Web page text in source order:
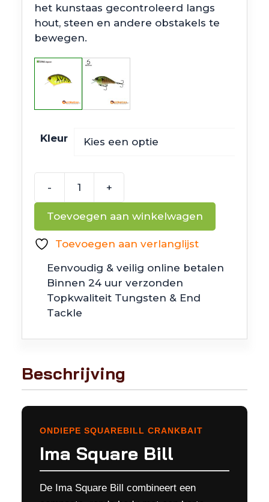
het kunstaas gecontroleerd langs
hout, steen en andere obstakels te
bewegen.
Kleur
-
Bill
+
Toevoegen aan winkelwagen
Toevoegen aan verlanglijst
Eenvoudig & veilig online betalen
Binnen 24 uur verzonden
Topkwaliteit Tungsten & End
Tackle
Beschrijving
ONDIEPE SQUAREBILL CRANKBAIT
Ima Square Bill
De Ima Square Bill combineert een